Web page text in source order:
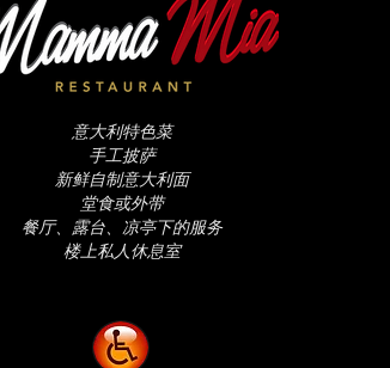
意大利特色菜
手工披萨
新鲜自制意大利面
堂食或外带
餐厅、露台、凉亭下的服务
楼上私人休息室